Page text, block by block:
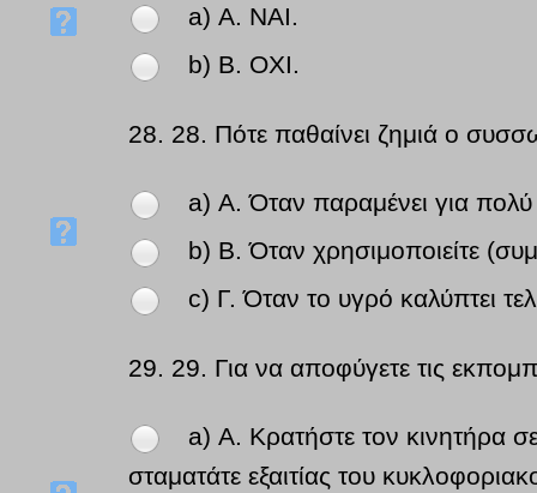
a) Α. ΝΑΙ.
b) Β. ΟΧΙ.
28. 28. Πότε παθαίνει ζημιά ο
a) Α. Όταν παραμένει για
b) Β. Όταν χρησιμοποιείτε
c) Γ. Όταν το υγρό καλύπτει
29. 29. Για να αποφύγετε τις
a) Α. Κρατήστε τον κινητήρα
σταματάτε εξαιτίας του